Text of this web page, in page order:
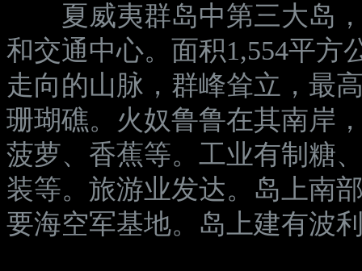
夏威夷群岛中第三大岛，
和交通中心。面积1,554平方
走向的山脉，群峰耸立，最
珊瑚礁。火奴鲁鲁在其南岸
菠萝、香蕉等。工业有制糖
装等。旅游业发达。岛上南
要海空军基地。岛上建有波